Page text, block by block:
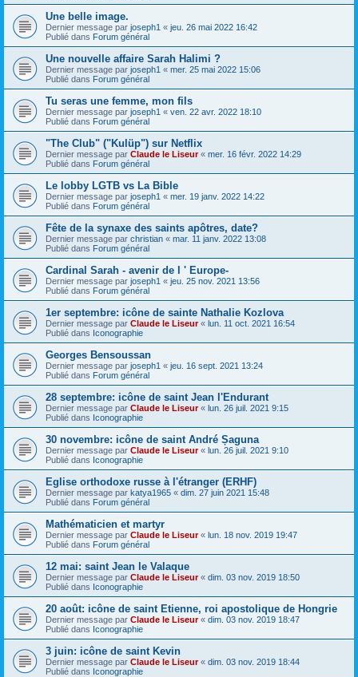
Une belle image.
Dernier message par joseph1 « jeu. 26 mai 2022 16:42
Publié dans Forum général
Une nouvelle affaire Sarah Halimi ?
Dernier message par joseph1 « mer. 25 mai 2022 15:06
Publié dans Forum général
Tu seras une femme, mon fils
Dernier message par joseph1 « ven. 22 avr. 2022 18:10
Publié dans Forum général
"The Club" ("Kulüp") sur Netflix
Dernier message par Claude le Liseur« mer. 16 févr. 2022 14:29
Publié dans Forum général
Le lobby LGTB vs La Bible
Dernier message par joseph1 « mer. 19 janv. 2022 14:22
Publié dans Forum général
Fête de la synaxe des saints apôtres, date?
Dernier message par christian « mar. 11 janv. 2022 13:08
Publié dans Forum général
Cardinal Sarah - avenir de l ' Europe-
Dernier message par joseph1 « jeu. 25 nov. 2021 13:56
Publié dans Forum général
1er septembre: icône de sainte Nathalie Kozlova
Dernier message par Claude le Liseur« lun. 11 oct. 2021 16:54
Publié dans Iconographie
Georges Bensoussan
Dernier message par joseph1 « jeu. 16 sept. 2021 13:24
Publié dans Forum général
28 septembre: icône de saint Jean l'Endurant
Dernier message par Claude le Liseur« lun. 26 juil. 2021 9:15
Publié dans Iconographie
30 novembre: icône de saint André Șaguna
Dernier message par Claude le Liseur« lun. 26 juil. 2021 9:10
Publié dans Iconographie
Eglise orthodoxe russe à l'étranger (ERHF)
Dernier message par katya1965 « dim. 27 juin 2021 15:48
Publié dans Forum général
Mathématicien et martyr
Dernier message par Claude le Liseur« lun. 18 nov. 2019 19:47
Publié dans Forum général
12 mai: saint Jean le Valaque
Dernier message par Claude le Liseur« dim. 03 nov. 2019 18:50
Publié dans Iconographie
20 août: icône de saint Etienne, roi apostolique de Hongrie
Dernier message par Claude le Liseur« dim. 03 nov. 2019 18:47
Publié dans Iconographie
3 juin: icône de saint Kevin
Dernier message par Claude le Liseur« dim. 03 nov. 2019 18:44
Publié dans Iconographie